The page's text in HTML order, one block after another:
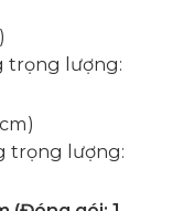
trọng lượng:
trọng lượng: